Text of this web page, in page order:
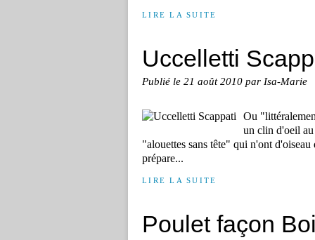
LIRE LA SUITE
Uccelletti
Publié le 21 août 2010 par Isa-Marie
Ou
un clin d'oeil
"alouettes sans tête" qui n'ont
prépare...
LIRE LA SUITE
Poulet façon